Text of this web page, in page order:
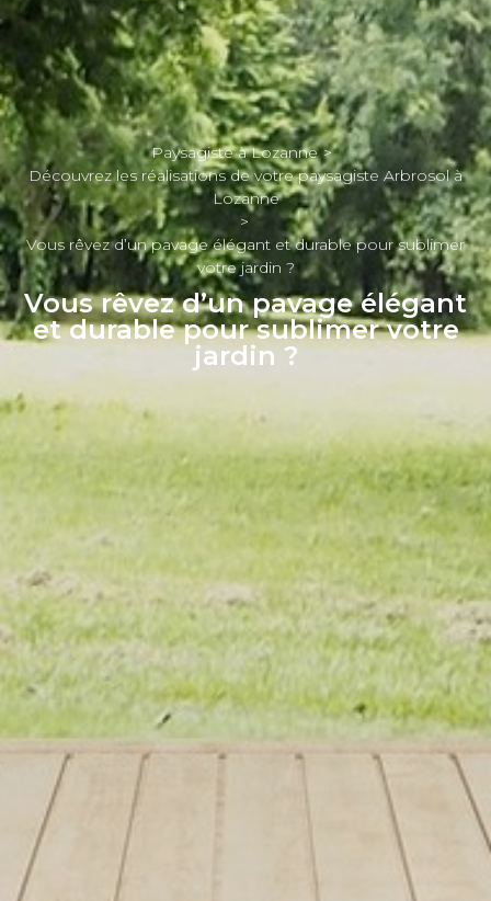
Paysagiste à Lozanne
Découvrez les réalisations de votre paysagiste Arbrosol à
Lozanne
Vous rêvez d’un pavage élégant et durable pour sublimer
votre jardin ?
Vous rêvez d’un pavage élégant
et durable pour sublimer votre
jardin ?